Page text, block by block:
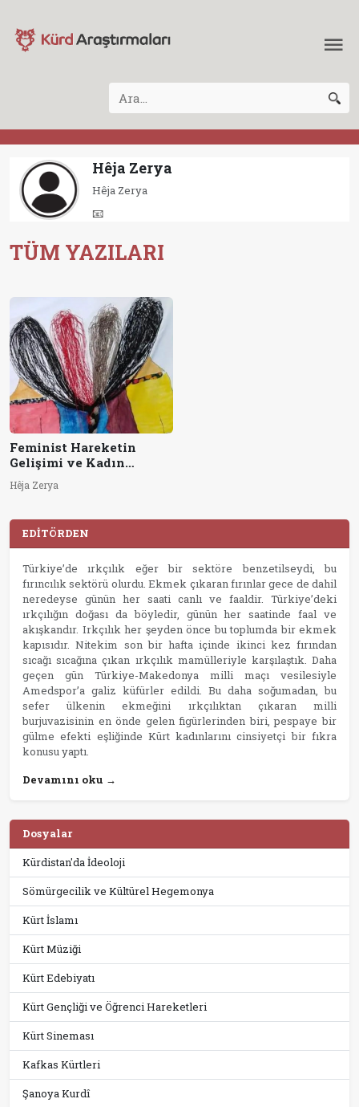
Hêja Zerya
Hêja Zerya
📧
TÜM YAZILARI
Feminist Hareketin
Gelişimi ve Kadın
Özgürlük
Paradigmasındaki Yeri
Hêja Zerya
EDİTÖRDEN
Türkiye’de ırkçılık eğer bir sektöre benzetilseydi, bu
fırıncılık sektörü olurdu. Ekmek çıkaran fırınlar gece de dahil
neredeyse günün her saati canlı ve faaldir. Türkiye’deki
ırkçılığın doğası da böyledir, günün her saatinde faal ve
akışkandır. Irkçılık her şeyden önce bu toplumda bir ekmek
kapısıdır. Nitekim son bir hafta içinde ikinci kez fırından
sıcağı sıcağına çıkan ırkçılık mamülleriyle karşılaştık. Daha
geçen gün Türkiye-Makedonya milli maçı vesilesiyle
Amedspor’a galiz küfürler edildi. Bu daha soğumadan, bu
sefer ülkenin ekmeğini ırkçılıktan çıkaran milli
burjuvazisinin en önde gelen figürlerinden biri, pespaye bir
gülme efekti eşliğinde Kürt kadınlarını cinsiyetçi bir fıkra
konusu yaptı.
Devamını oku →
Dosyalar
Kürdistan'da İdeoloji
Sömürgecilik ve Kültürel Hegemonya
Kürt İslamı
Kürt Müziği
Kürt Edebiyatı
Kürt Gençliği ve Öğrenci Hareketleri
Kürt Sineması
Kafkas Kürtleri
Şanoya Kurdî